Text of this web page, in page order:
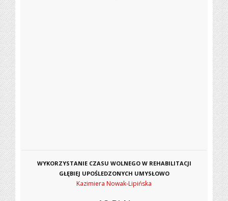
WYKORZYSTANIE CZASU WOLNEGO W REHABILITACJI
GŁĘBIEJ UPOŚLEDZONYCH UMYSŁOWO
Kazimiera Nowak-Lipińska